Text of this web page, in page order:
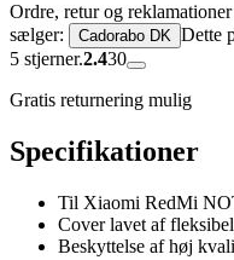
Ordre, retur og
sælger:
Cadorabo DK Dette
5 stjerner.2.430
Gratis returnering mulig
Specifikationer
Til Xiaomi RedMi
Cover lavet af
Beskyttelse af høj